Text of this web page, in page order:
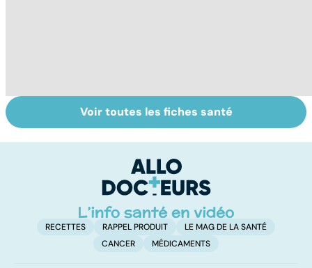
Tout savoir sur
les infections
Inflammation des
amygdales : que
d'angine ?
Voir toutes les fiches santé
RECETTES RAPPEL PRODUIT
LE MAG DE LA SANTÉ
CANCER
MÉDICAMENTS